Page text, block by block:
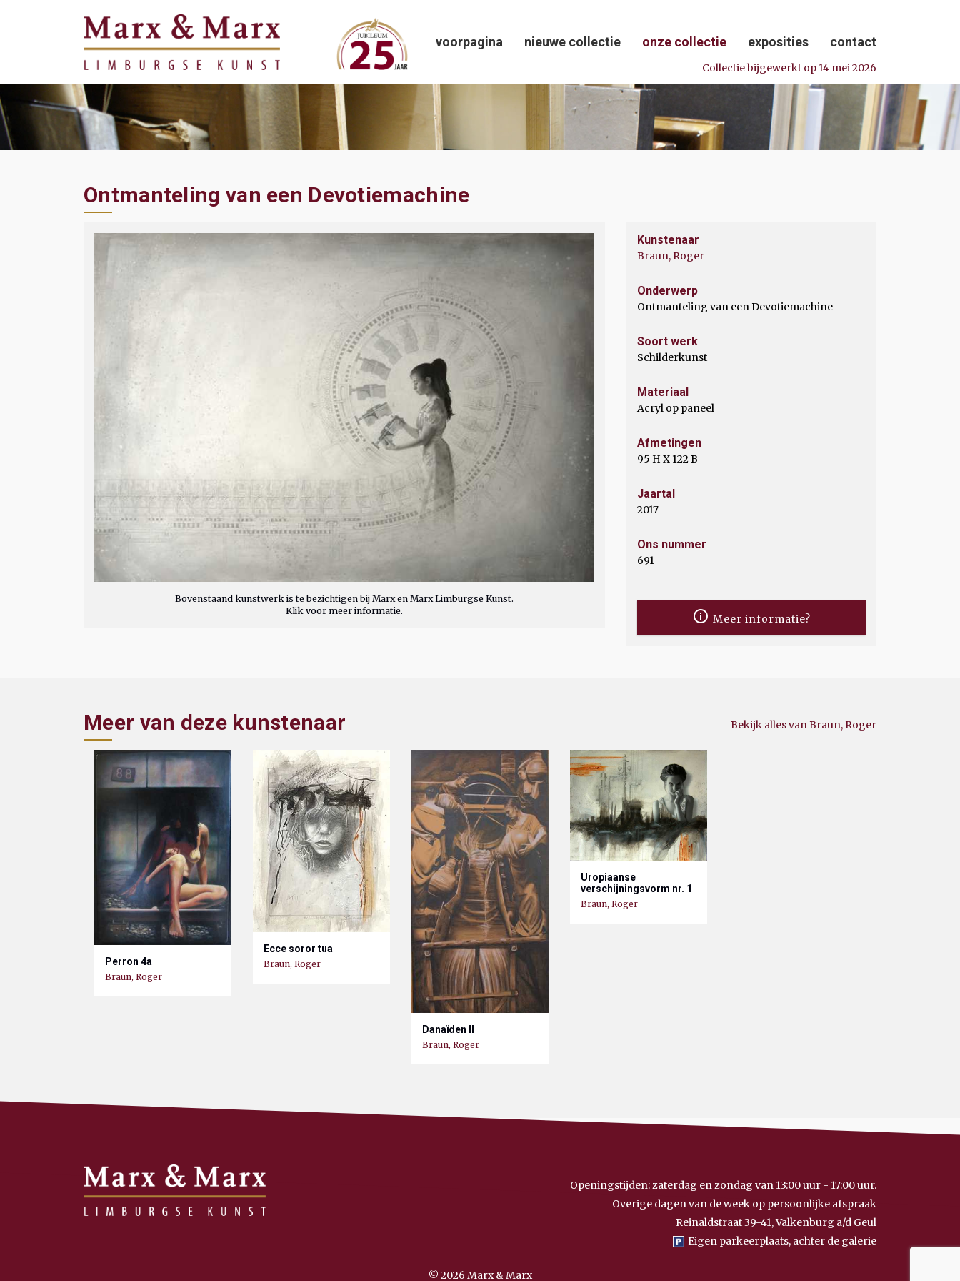
Collectie bijgewerkt op 14 mei 2026
voorpagina nieuwe collectie onze collectie exposities contact
Ontmanteling van een Devotiemachine
Bovenstaand kunstwerk is te bezichtigen bij Marx en Marx Limburgse Kunst.
Klik voor meer informatie.
Kunstenaar
Braun, Roger
Onderwerp
Ontmanteling van een Devotiemachine
Soort werk
Schilderkunst
Materiaal
Acryl op paneel
Afmetingen
95 H X 122 B
Jaartal
2017
Ons nummer
691
Meer informatie?
Meer van deze kunstenaar Bekijk alles van Braun, Roger
Perron 4a
Braun, Roger
Ecce soror tua
Braun, Roger
Danaïden II
Braun, Roger
Uropiaanse
verschijningsvorm nr. 1
Braun, Roger
Openingstijden: zaterdag en zondag van 13:00 uur - 17:00 uur.
Overige dagen van de week op persoonlijke afspraak
Reinaldstraat 39-41, Valkenburg a/d Geul
Eigen parkeerplaats, achter de galerie
© 2026 Marx & Marx